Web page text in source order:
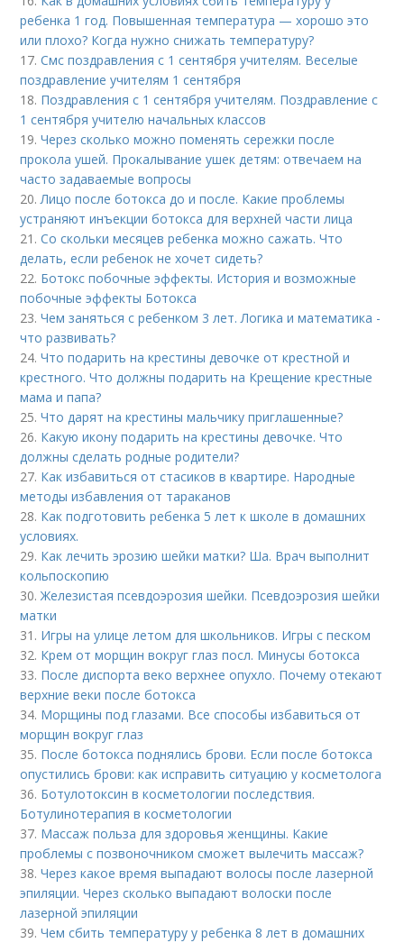
ребенка 1 год. Повышенная температура — хорошо это
или плохо? Когда нужно снижать температуру?
17.Смс поздравления с 1 сентября учителям. Веселые
поздравление учителям 1 сентября
18. Поздравления с 1 сентября учителям. Поздравление с
1 сентября учителю начальных классов
19.Через сколько можно поменять сережки после
прокола ушей. Прокалывание ушек детям: отвечаем на
часто задаваемые вопросы
20.Лицо после ботокса до и после. Какие проблемы
устраняют инъекции ботокса для верхней части лица
21.Со скольки месяцев ребенка можно сажать. Что
делать, если ребенок не хочет сидеть?
22. Ботокс побочные эффекты. История и возможные
побочные эффекты Ботокса
23.Чем заняться с ребенком 3 лет. Логика и математика -
что развивать?
24.Что подарить на крестины девочке от крестной и
крестного. Что должны подарить на Крещение крестные
мама и папа?
25.Что дарят на крестины мальчику приглашенные?
26. Какую икону подарить на крестины девочке. Что
должны сделать родные родители?
27. Как избавиться от стасиков в квартире. Народные
методы избавления от тараканов
28. Как подготовить ребенка 5 лет к школе в домашних
условиях.
29. Как лечить эрозию шейки матки? Ша. Врач выполнит
кольпоскопию
30.Железистая псевдоэрозия шейки. Псевдоэрозия шейки
матки
31. Игры на улице летом для школьников. Игры с песком
32. Крем от морщин вокруг глаз посл. Минусы ботокса
33. После диспорта веко верхнее опухло. Почему отекают
верхние веки после ботокса
34. Морщины под глазами. Все способы избавиться от
морщин вокруг глаз
35. После ботокса поднялись брови. Если после ботокса
опустились брови: как исправить ситуацию у косметолога
36. Ботулотоксин в косметологии последствия.
Ботулинотерапия в косметологии
37. Массаж польза для здоровья женщины. Какие
проблемы с позвоночником сможет вылечить массаж?
38.Через какое время выпадают волосы после лазерной
эпиляции. Через сколько выпадают волоски после
лазерной эпиляции
39.Чем сбить температуру у ребенка 8 лет в домашних